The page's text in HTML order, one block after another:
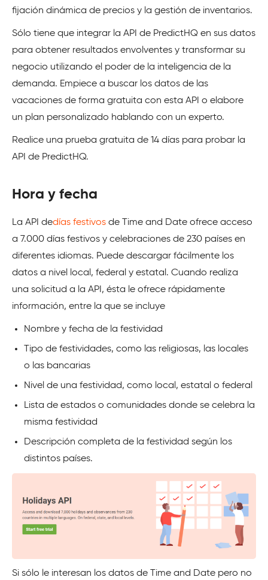
fijación dinámica de precios y la gestión de inventarios.
Sólo tiene que integrar la API de PredictHQ en sus datos
para obtener resultados envolventes y transformar su
negocio utilizando el poder de la inteligencia de la
demanda. Empiece a buscar los datos de las
vacaciones de forma gratuita con esta API o elabore
un plan personalizado hablando con un experto.
Realice una prueba gratuita de 14 días para probar la
API de PredictHQ.
Hora y fecha
La API dedías festivos de Time and Date ofrece acceso
a 7.000 días festivos y celebraciones de 230 países en
diferentes idiomas. Puede descargar fácilmente los
datos a nivel local, federal y estatal. Cuando realiza
una solicitud a la API, ésta le ofrece rápidamente
información, entre la que se incluye
Nombre y fecha de la festividad
Tipo de festividades, como las religiosas, las locales
o las bancarias
Nivel de una festividad, como local, estatal o federal
Lista de estados o comunidades donde se celebra la
misma festividad
Descripción completa de la festividad según los
distintos países.
Si sólo le interesan los datos de Time and Date pero no